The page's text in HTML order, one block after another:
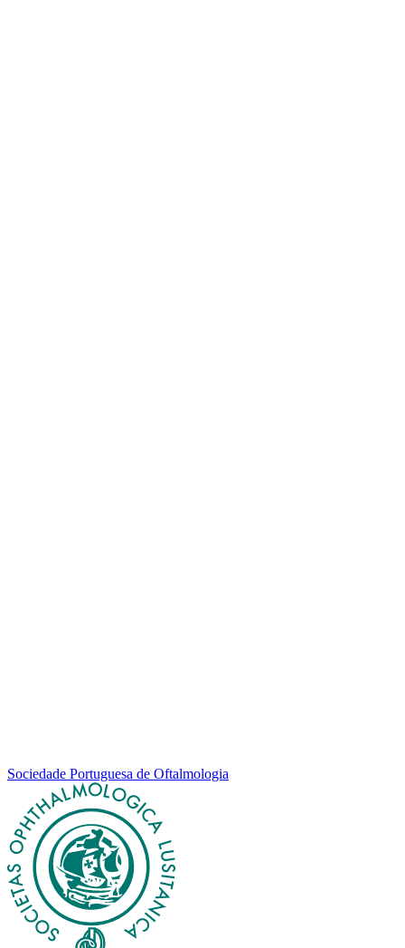
Sociedade Portuguesa de Oftalmologia